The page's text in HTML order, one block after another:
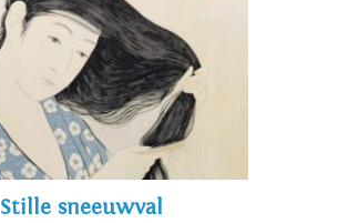
Stille sneeuwval